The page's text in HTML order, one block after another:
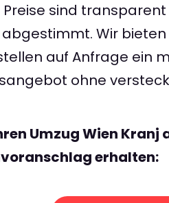
Preise sind
abgestimmt. Wir
auf Anfrage ein
ohne
Umzug Wien Kranj
erhalten: